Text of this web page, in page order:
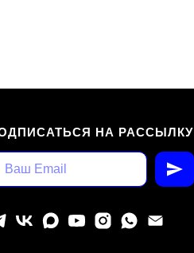
НА РАССЫЛКУ